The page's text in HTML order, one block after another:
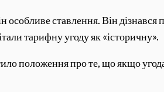
ставлення. Він дізнався
тарифну угоду як «історичну».
положення про те, що якщо